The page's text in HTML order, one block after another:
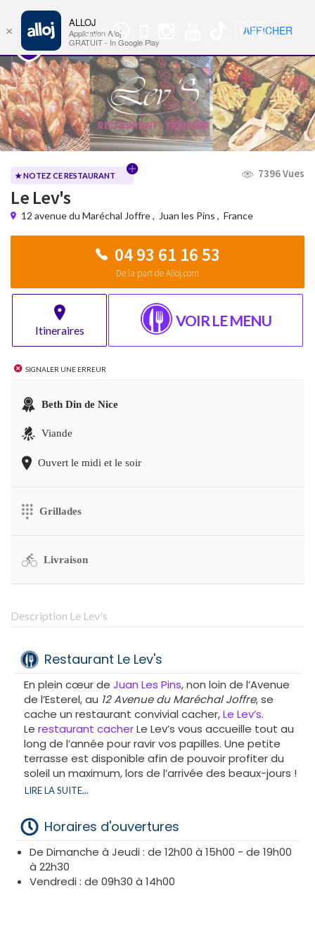
Groupe
WhatsApp
🇺🇸 Nav
★ NOTEZ CE RESTAURANT 7396 Vues
Le Lev's
12 avenue du Maréchal Joffre, Juan les Pins , France
04 93 61 16 53
De la part de Alloj.com
Itineraires
VOIR LE MENU
Signaler une erreur
Beth Din de Nice
Viande
Ouvert le midi et le soir
Grillades
Livraison
Description Le Lev's
Restaurant Le Lev's
En plein cœur de Juan Les Pins, non loin de l’Avenue
de l’Esterel, au 12 Avenue du Maréchal Joffre, se
cache un restaurant convivial cacher,Le Lev’s.
Le restaurant cacherLe Lev’s vous accueille tout au
long de l’année pour ravir vos papilles. Une petite
terrasse est disponible afin de pouvoir profiter du
soleil un maximum, lors de l’arrivée des beaux-jours !
Sous la haute surveillance du
pas le temps ou l’envie de s’attabler !
La cuisine familiale du restaurant cacher Le Lev’s :
La cuisine cachère du Lev’s est à l’effigie du
personnel, chaleureuse et conviviale. De nombreux
LIRE LA SUITE...
Horaires d'ouvertures
De Dimanche à Jeudi : de 12h00 à 15h00 - de 19h00
à 22h30
Vendredi : de 09h30 à 14h00
×
ALLOJ
Application Alloj
GRATUIT - In Google Play
AFFICHER